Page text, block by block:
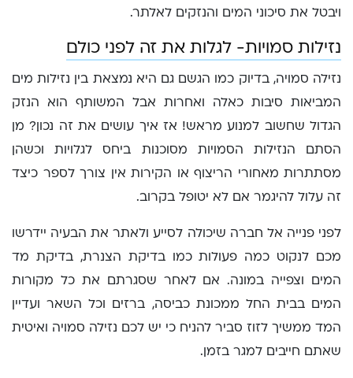
ויבטל את סיכוני המים והנזקים לאלתר.
נזילות סמויות- לגלות את זה לפני כולם
נזילה סמויה, בדיוק כמו הגשם גם היא נמצאת בין נזילות מים
המביאות סיבות כאלה ואחרות אבל המשותף הוא הנזק
הגדול שחשוב למנוע מראש! אז איך עושים את זה נכון? מן
הסתם הנזילות הסמויות מסוכנות ביחס לגלויות וכשהן
מסתתרות מאחורי הריצוף או הקירות אין צורך לספר כיצד
זה עלול להיגמר אם לא יטופל בקרוב.
לפני פנייה אל חברה שיכולה לסייע ולאתר את הבעיה יידרשו
מכם לנקוט כמה פעולות כמו בדיקת הצנרת, בדיקת מד
המים וצפייה במונה. אם לאחר שסגרתם את כל מקורות
המים בבית החל ממכונת כביסה, ברזים וכל השאר ועדיין
המד ממשיך לזוז סביר להניח כי יש לכם נזילה סמויה ואיטית
שאתם חייבים למגר בזמן.